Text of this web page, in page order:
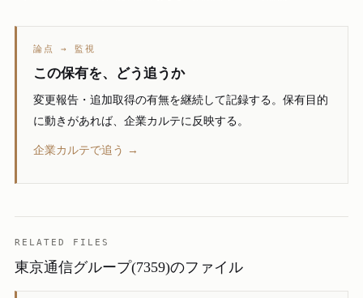
論点 → 監視
この保有を、どう追うか
変更報告・追加取得の有無を継続して記録する。保有目的
に動きがあれば、企業カルテに反映する。
企業カルテで追う →
RELATED FILES
東京通信グループ(7359)のファイル